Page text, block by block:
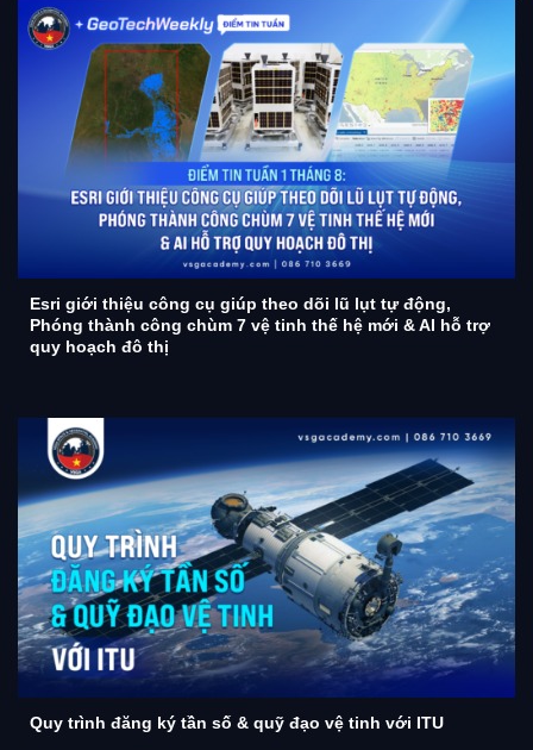
Esri giới thiệu công cụ giúp theo dõi lũ lụt tự động,
Phóng thành công chùm 7 vệ tinh thế hệ mới & AI hỗ trợ
quy hoạch đô thị
Quy trình đăng ký tần số & quỹ đạo vệ tinh với ITU